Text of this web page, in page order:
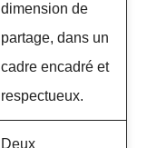
dimension de
partage, dans un
cadre encadré et
respectueux.
Deux